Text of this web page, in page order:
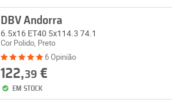
DBV Andorra
6.5x16 ET40 5x114.3 74.1
Cor Polido, Preto
6 Opinião
122,39 €
EM STOCK